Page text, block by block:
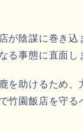
が陰謀に巻き込
る事態に直面し
を助けるため、
竹園飯店を守る